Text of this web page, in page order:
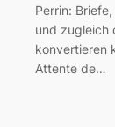
Perrin:
und zugleich
konvertieren
Attente de…